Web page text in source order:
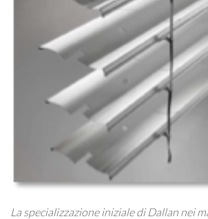
La specializzazione iniziale di Dallan nei